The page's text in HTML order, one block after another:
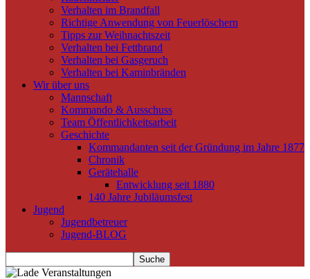
Verhalten im Brandfall
Richtige Anwendung von Feuerlöschern
Tipps zur Weihnachtszeit
Verhalten bei Fettbrand
Verhalten bei Gasgeruch
Verhalten bei Kaminbränden
Wir über uns
Mannschaft
Kommando & Ausschuss
Team Öffentlichkeitsarbeit
Geschichte
Kommandanten seit der Gründung im Jahre 1877
Chronik
Gerätehalle
Entwicklung seit 1880
140 Jahre Jubiläumsfest
Jugend
Jugendbetreuer
Jugend-BLOG